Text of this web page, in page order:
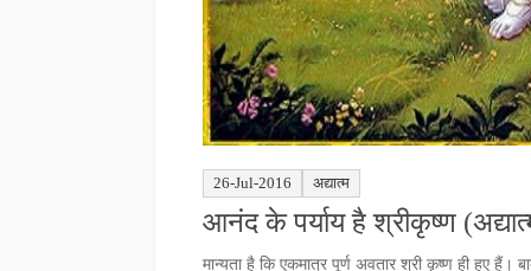
26-Jul-2016 अद्यात्म
आनंद के पर्याय है श्रीकृष्ण
मान्यता है कि एकमात्र पूर्ण अवतार श्री कृष्ण ही हुए